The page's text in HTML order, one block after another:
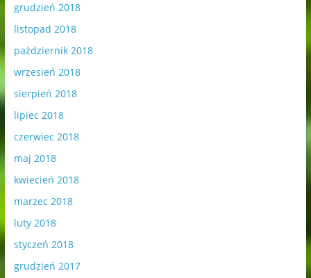
grudzień 2018
listopad 2018
październik 2018
wrzesień 2018
sierpień 2018
lipiec 2018
czerwiec 2018
maj 2018
kwiecień 2018
marzec 2018
luty 2018
styczeń 2018
grudzień 2017